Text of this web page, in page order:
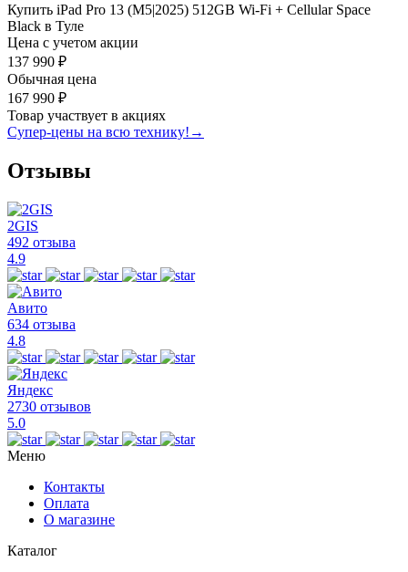
Купить iPad Pro 13 (M5|2025) 512GB Wi-Fi + Cellular Space
Black в Туле
Цена с учетом акции
137 990 ₽
Обычная цена
167 990 ₽
Товар участвует в акциях
Супер-цены на всю технику! →
Отзывы
2GIS
492 отзыва
4.9
Авито
634 отзыва
4.8
Яндекс
2730 отзывов
5.0
Меню
Контакты
Оплата
О магазине
Каталог